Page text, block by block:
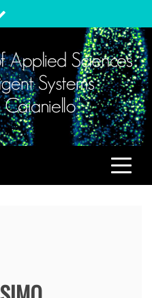
and Intelligent Systems